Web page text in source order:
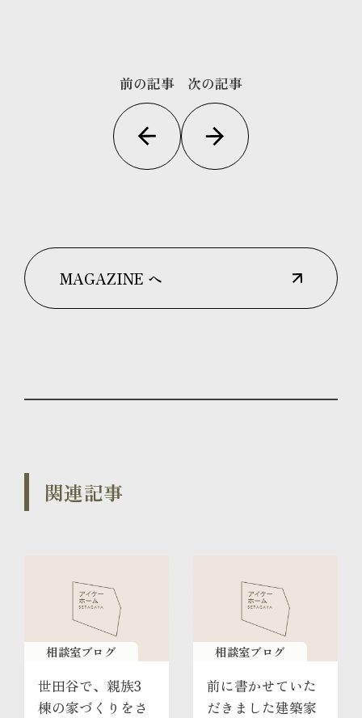
前の記事 次の記事
MAGAZINE へ
関連記事
相談室ブログ
世田谷で、親族3
棟の家づくりをさ
相談室ブログ
前に書かせていた
だきました建築家